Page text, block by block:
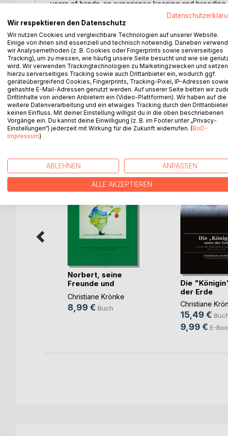
years of hands-on experience keeping and
Naked mole rats are among the most fascinating
long-serving keeper at Dresden Zoo, offers a rare
- from establishing a stable group and nutrition,
daily secrets that only years of close observation
This book is not a scientific textbook - it is the
researchers and all those who want to understand
naked creatures.
With numerous photographs from everyday zoo
both successes and setbacks, this work is an
mole rats.
Norbert, seine
Freunde und
Weihnachten
Christiane Krönke
8,99 € Buch
Die
der Erde
Christiane
15,49 €
9,99 € E-
Wir respektieren den Datenschutz
Wir nutzen Cookies und vergleichbare Technologien auf unserer Website.
Einige von ihnen sind essenziell und technisch notwendig. Daneben
wir Analysemethoden (z. B. Cookies oder Fingerprints sowie serverseitiges
Tracking), um zu messen, wie häufig unsere Seite besucht und wie sie
wird. Wir verwenden Trackingtechnologien zu Marketingzwecken und setzen
hierzu serverseitiges Tracking sowie auch Drittanbieter ein, wodurch ggf.
geräteübergreifend Cookies, Fingerprints, Tracking-Pixel, IP-Adressen sowie
gehashte E-Mail-Adressen genutzt werden. Auf unserer Seite betten wir
Drittinhalte von anderen Anbietern ein (Video-Plattformen). Wir haben auf die
weitere Datenverarbeitung und ein etwaiges Tracking durch den Drittanbieter
keinen Einfluss. Mit deiner Einstellung willigst du in die oben beschriebenen
Vorgänge ein. Du kannst deine Einwilligung (z. B. im Footer unter „Privacy-
Einstellungen“) jederzeit mit Wirkung für die Zukunft widerrufen. (BoD-
Impressum)
ABLEHNEN ANPASSEN
ALLE AKZEPTIEREN